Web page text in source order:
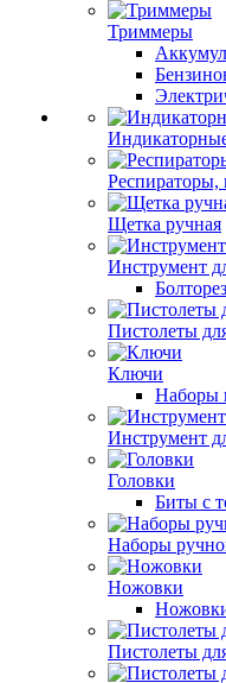
Триммеры
Респираторы,
Щетка ручная
Инструмент
Пистолеты
Ключи
Наборы
Инструмент
Головки
Биты с
Наборы
Ножовки
Пистолеты